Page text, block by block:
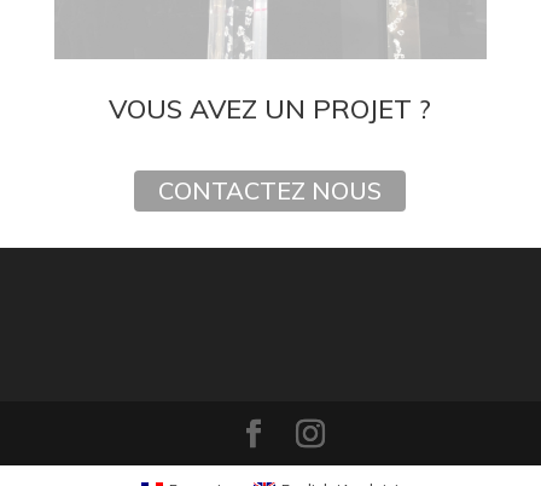
VOUS AVEZ UN PROJET ?
CONTACTEZ NOUS